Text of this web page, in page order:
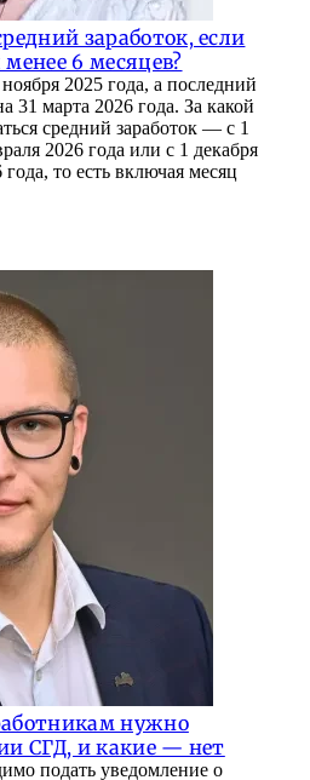
заработок, если
6 месяцев?
2025 года, а последний
31 марта 2026 года. За какой
средний заработок — с 1
2026 года или с 1 декабря
то есть включая месяц
нужно
СГД, и какие — нет
подать уведомление о